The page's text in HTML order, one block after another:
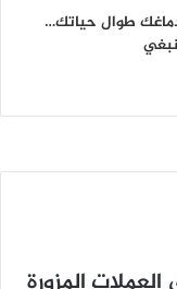
طوال حياتك…